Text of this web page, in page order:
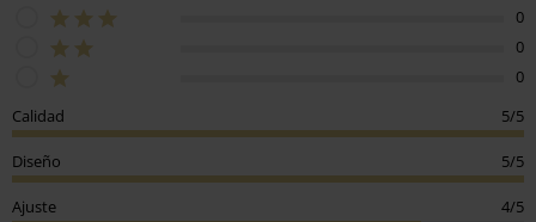
0
0
0
Calidad
5/5
Diseño 5/5
Ajuste 4/5